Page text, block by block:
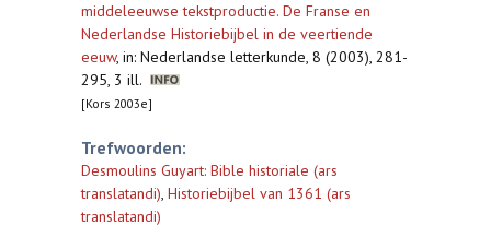
middeleeuwse tekstproductie. De Franse en
Nederlandse Historiebijbel in de veertiende
eeuw, in: Nederlandse letterkunde, 8 (2003), 281-
295, 3 ill.
[Kors 2003e]
Trefwoorden:
Desmoulins Guyart: Bible historiale (ars
translatandi), Historiebijbel van 1361 (ars
translatandi)